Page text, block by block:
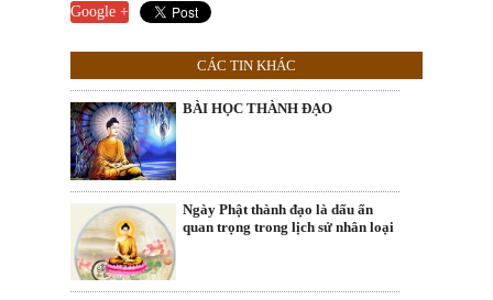
Google +
CÁC TIN KHÁC
BÀI HỌC THÀNH ĐẠO
Ngày Phật thành đạo là dấu ấn
quan trọng trong lịch sử nhân loại